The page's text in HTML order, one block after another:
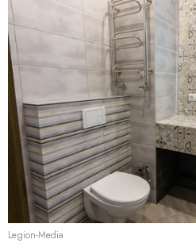
Legion-Media